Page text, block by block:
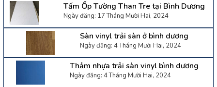
Tấm Ốp Tường Than Tre tại Bình Dương
Ngày đăng: 17 Tháng Mười Hai, 2024
Sàn vinyl trải sàn ở bình dương
Ngày đăng: 4 Tháng Mười Hai, 2024
Thảm nhựa trải sàn vinyl bình dương
Ngày đăng: 4 Tháng Mười Hai, 2024